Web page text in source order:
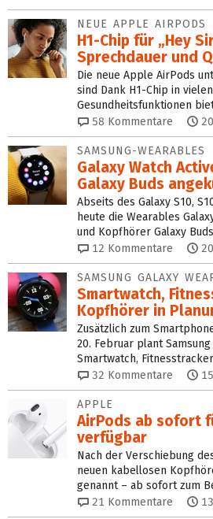
NEUE APPLE AIRPODS
H1-Chip für „Hey
Sprechdauer und
Die neue Apple AirPods
sind Dank H1-Chip in
Gesundheitsfunktionen
58 Kommentare
SAMSUNG-WEARABLES
Galaxy Watch
Galaxy Buds
Abseits des Galaxy S10,
heute die Wearables
und Kopfhörer Galaxy
12 Kommentare
SAMSUNG GALAXY
Smartwatch,
Kopfhörer in
Zusätzlich zum
20. Februar plant
Smartwatch,
32 Kommentare
APPLE
AirPods ab sofort
verfügbar
Nach der Verschiebung
neuen kabellosen
genannt – ab sofort zum
21 Kommentare